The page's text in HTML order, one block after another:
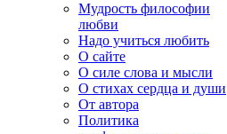
Мудрость философии
любви
Надо учиться любить
О сайте
О силе слова и мысли
О стихах сердца и души
От автора
Политика